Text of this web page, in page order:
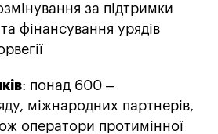
за підтримки
фінансування урядів
: понад 600 –
міжнародних партнерів,
оператори протимінної